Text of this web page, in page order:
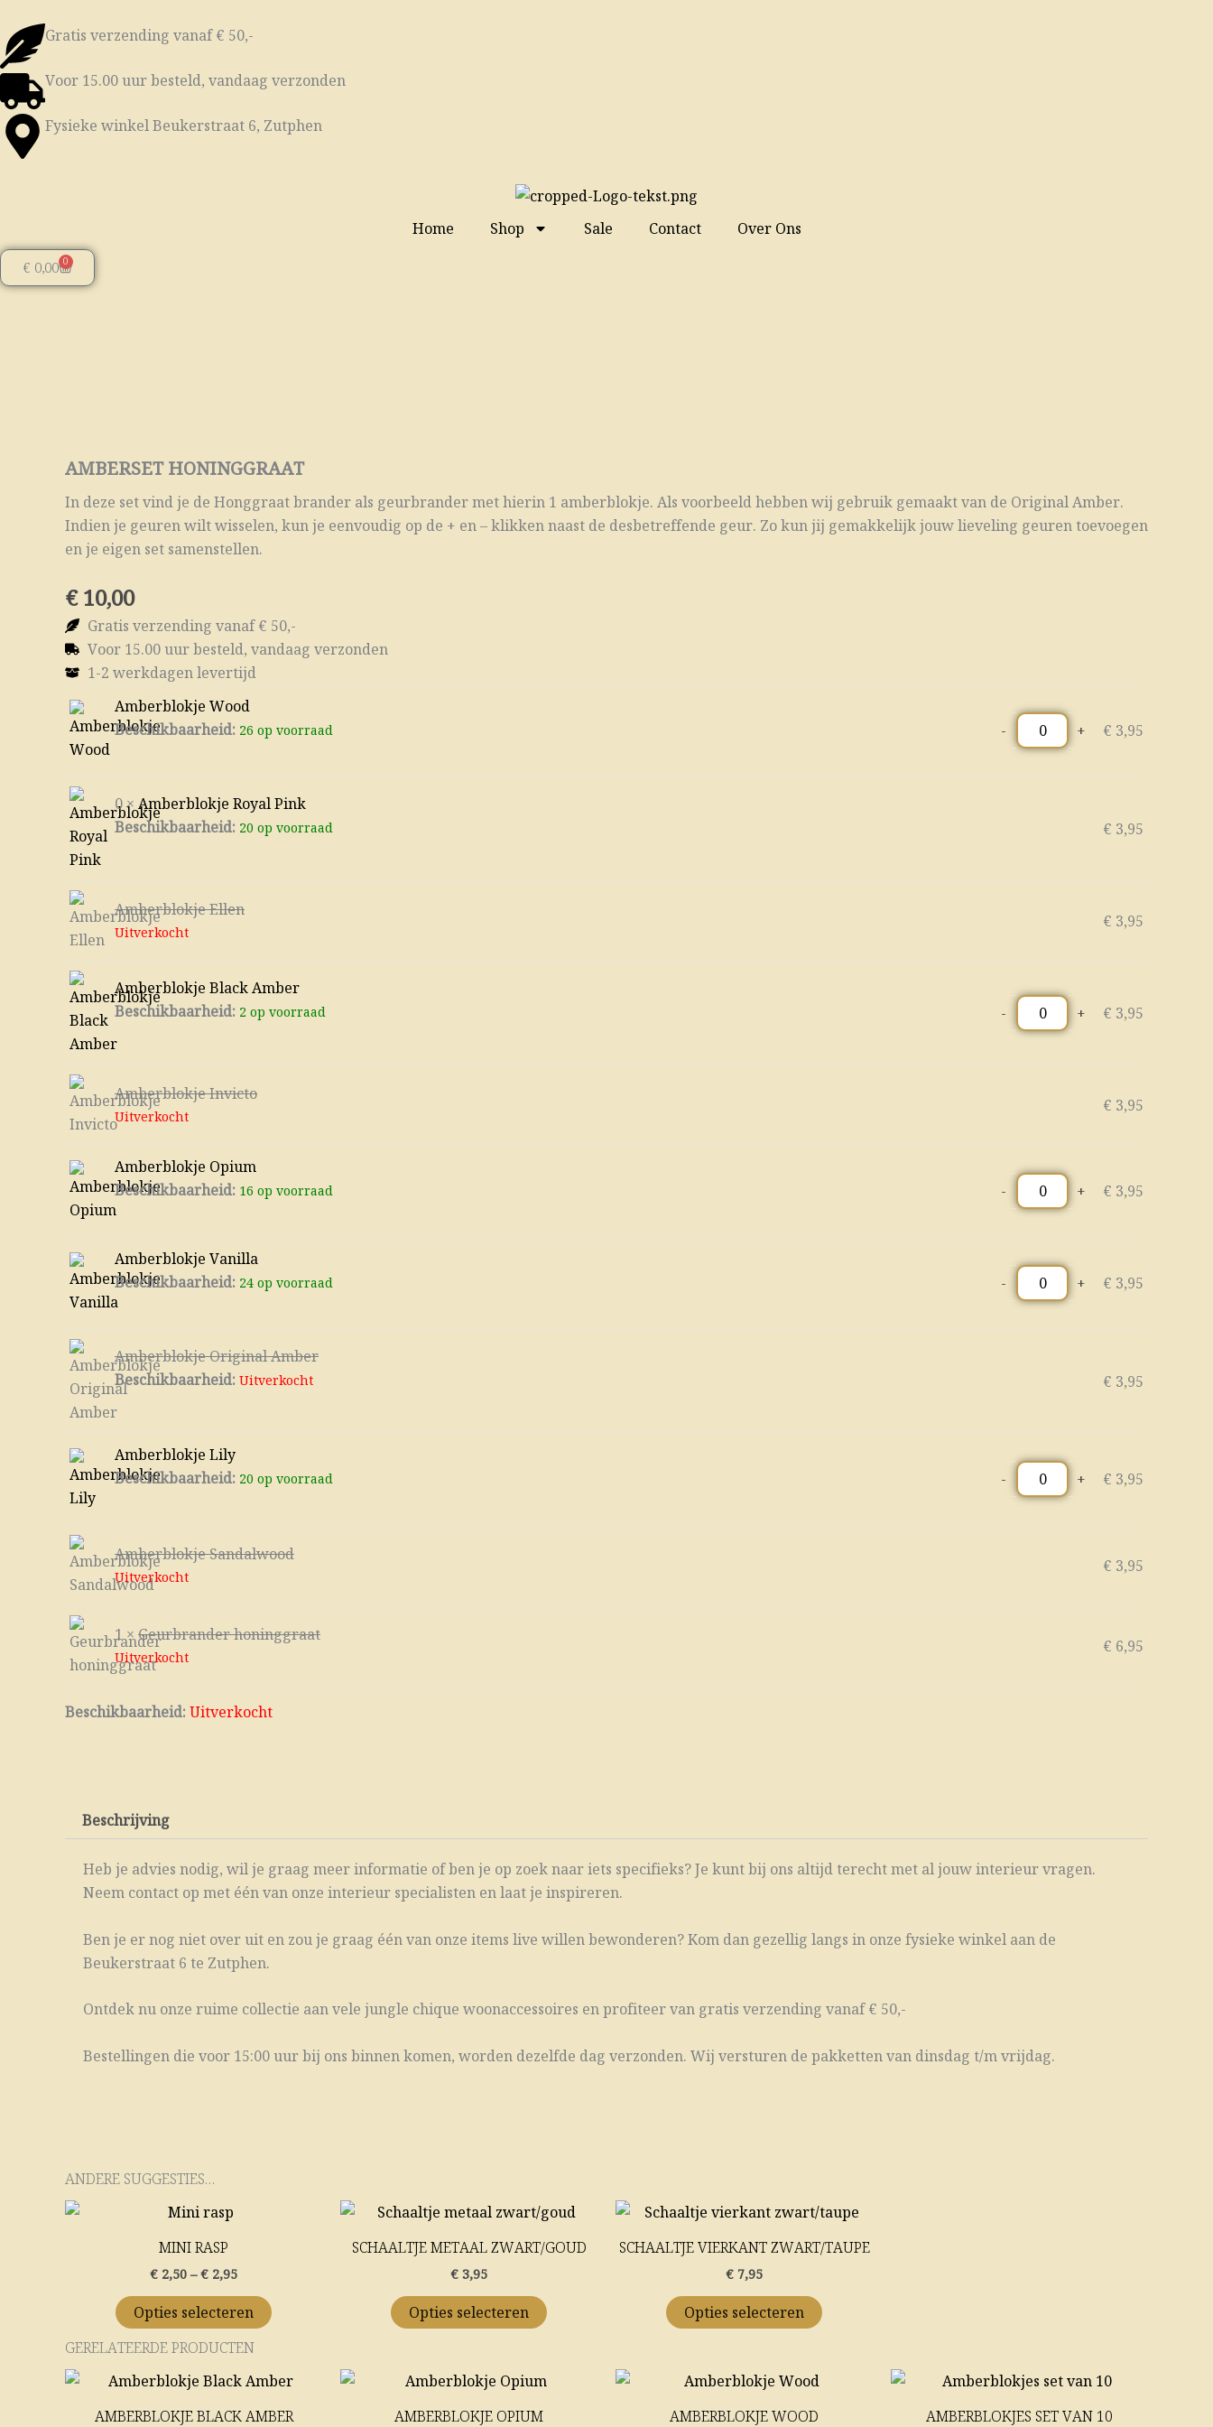
naar
de
inhoud
Gratis verzending vanaf € 50,-
Voor 15.00 uur besteld, vandaag verzonden
Fysieke winkel Beukerstraat 6, Zutphen
Home Shop Sale Contact Over Ons
€ 0,00 0
Winkelwagen
AMBERSET HONINGGRAAT
In deze set vind je de Honggraat brander als geurbrander met hierin 1 amberblokje. Als voorbeeld hebben wij gebruik gemaakt van de Original Amber.
Indien je geuren wilt wisselen, kun je eenvoudig op de + en – klikken naast de desbetreffende geur. Zo kun jij gemakkelijk jouw lieveling geuren toevoegen
en je eigen set samenstellen.
€ 10,00
Gratis verzending vanaf € 50,-
Voor 15.00 uur besteld, vandaag verzonden
1-2 werkdagen levertijd
Amberblokje Wood
Beschikbaarheid: 26 op voorraad - + € 3,95
0 × Amberblokje Royal Pink
Beschikbaarheid: 20 op voorraad € 3,95
Amberblokje Ellen
Uitverkocht
€ 3,95
Amberblokje Black Amber
Beschikbaarheid: 2 op voorraad - + € 3,95
Amberblokje Invicto
Uitverkocht
€ 3,95
Amberblokje Opium
Beschikbaarheid: 16 op voorraad - + € 3,95
Amberblokje Vanilla
Beschikbaarheid: 24 op voorraad - + € 3,95
Amberblokje Original Amber
Beschikbaarheid: Uitverkocht € 3,95
Amberblokje Lily
Beschikbaarheid: 20 op voorraad - + € 3,95
Amberblokje Sandalwood
Uitverkocht
€ 3,95
1 ×Geurbrander honinggraat
Uitverkocht
€ 6,95
Beschikbaarheid: Uitverkocht
Beschrijving
Heb je advies nodig, wil je graag meer informatie of ben je op zoek naar iets specifieks? Je kunt bij ons altijd terecht met al jouw interieur vragen.
Neem contact op met één van onze interieur specialisten en laat je inspireren.
Ben je er nog niet over uit en zou je graag één van onze items live willen bewonderen? Kom dan gezellig langs in onze fysieke winkel aan de
Beukerstraat 6 te Zutphen.
Ontdek nu onze ruime collectie aan vele jungle chique woonaccessoires en profiteer van gratis verzending vanaf € 50,-
Bestellingen die voor 15:00 uur bij ons binnen komen, worden dezelfde dag verzonden. Wij versturen de pakketten van dinsdag t/m vrijdag.
ANDERE SUGGESTIES…
MINI RASP
€ 2,50 – € 2,95€ 2,95
Opties selecteren
variaties.
kan
worden
SCHAALTJE METAAL ZWART/GOUD
€ 3,95
Opties selecteren
Dit
heeft
variaties.
SCHAALTJE VIERKANT ZWART/TAUPE
€ 7,95
Opties selecteren
Dit
heeft
variaties.
GERELATEERDE PRODUCTEN
AMBERBLOKJE BLACK AMBER AMBERBLOKJE OPIUM AMBERBLOKJE WOOD AMBERBLOKJES SET VAN 10